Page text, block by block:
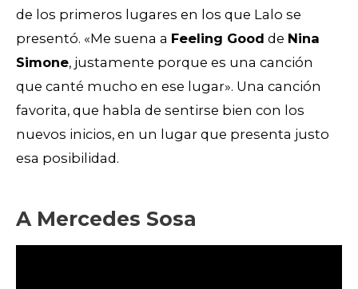
de los primeros lugares en los que Lalo se
presentó. «Me suena a Feeling Good de Nina
Simone, justamente porque es una canción
que canté mucho en ese lugar». Una canción
favorita, que habla de sentirse bien con los
nuevos inicios, en un lugar que presenta justo
esa posibilidad.
A Mercedes Sosa